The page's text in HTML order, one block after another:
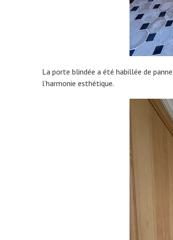
La porte blindée a été habillée de
l’harmonie esthétique.